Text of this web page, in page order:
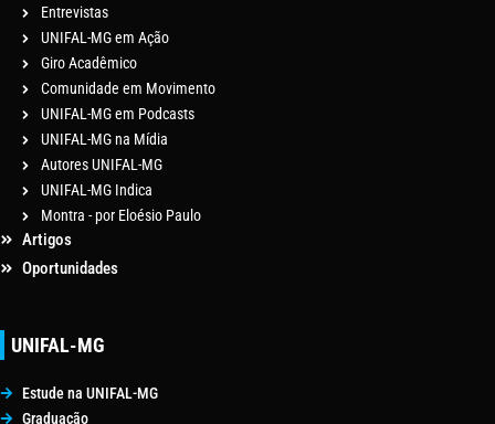
Entrevistas
UNIFAL-MG em Ação
Giro Acadêmico
Comunidade em Movimento
UNIFAL-MG em Podcasts
UNIFAL-MG na Mídia
Autores UNIFAL-MG
UNIFAL-MG Indica
Montra - por Eloésio Paulo
Artigos
Oportunidades
UNIFAL-MG
Estude na UNIFAL-MG
Graduação